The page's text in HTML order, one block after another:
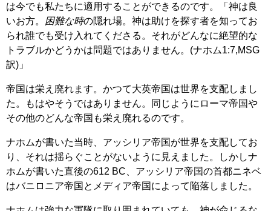
は今でも私たちに適用することができるのです。「神は良
いお方。 困難な時の隠れ場。神は助けを探す者を知ってお
られ誰でも受け入れてくださる。それがどんなに絶望的な
トラブルかどうかは問題ではありません。(ナホム1:7,MSG
訳)」
帝国は栄え廃れます。かつて大英帝国は世界を支配しまし
た。もはやそうではありません。同じようにローマ帝国や
その他のどんな帝国も栄え廃れるのです。
ナホムが書いた当時、アッシリア帝国が世界を支配してお
り、それは揺らぐことがないように見えました。しかしナ
ホムが書いた直後の612 BC、アッシリア帝国の首都ニネベ
はバニロニア帝国とメディア帝国によって陥落しました。